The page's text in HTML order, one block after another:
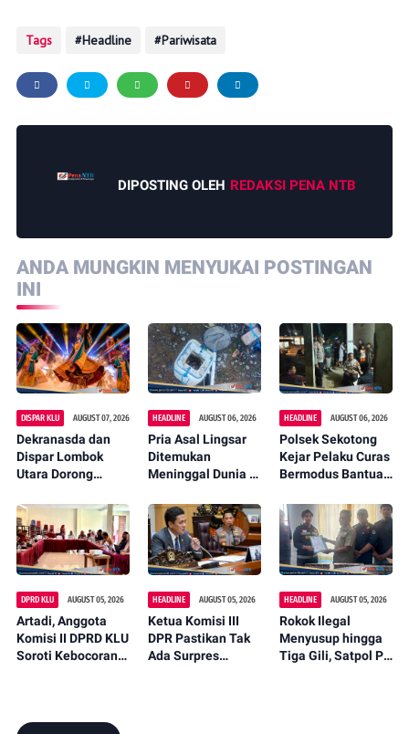
Tags Headline Pariwisata
DIPOSTING OLEH REDAKSI PENA NTB
ANDA MUNGKIN MENYUKAI POSTINGAN
INI
DISPAR KLU AUGUST 07, 2026
Dekranasda dan
Dispar Lombok
Utara Dorong
Lokal Lewat
Fashion Street
2026
HEADLINE AUGUST 06, 2026
Pria Asal Lingsar
Ditemukan
Meninggal Dunia di
Lembar Saat
Mencari Belut
HEADLINE AUGUST 06, 2026
Polsek Sekotong
Kejar Pelaku Curas
Bermodus Bantuan
Penculikan Anak
Dipastikan Hoaks
DPRD KLU AUGUST 05, 2026
Artadi, Anggota
Komisi II DPRD KLU
Soroti Kebocoran
Dusun
HEADLINE AUGUST 05, 2026
Ketua Komisi III
DPR Pastikan Tak
Ada Surpres
HEADLINE AUGUST 05, 2026
Rokok Ilegal
Menyusup hingga
Tiga Gili, Satpol PP